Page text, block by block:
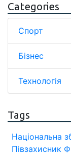
Categories
Спорт
Бізнес
Технологія
Tags
Національна
Півзахисник